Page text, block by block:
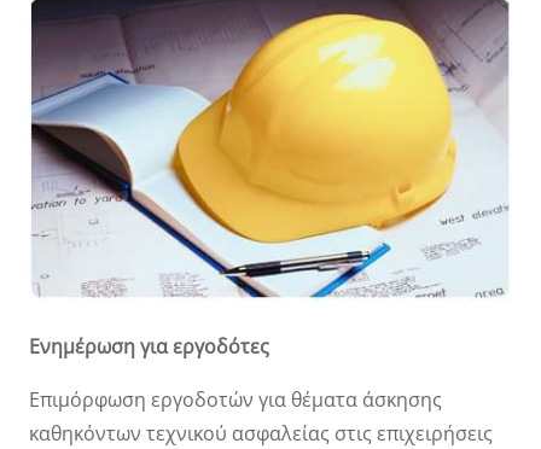
Ενημέρωση για εργοδότες
Επιμόρφωση εργοδοτών για θέματα άσκησης
καθηκόντων τεχνικού ασφαλείας στις επιχειρήσεις